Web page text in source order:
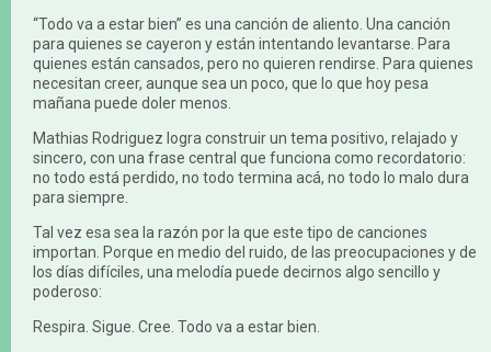
“Todo va a estar bien” es una canción de aliento. Una canción
para quienes se cayeron y están intentando levantarse. Para
quienes están cansados, pero no quieren rendirse. Para quienes
necesitan creer, aunque sea un poco, que lo que hoy pesa
mañana puede doler menos.
Mathias Rodriguez logra construir un tema positivo, relajado y
sincero, con una frase central que funciona como recordatorio:
no todo está perdido, no todo termina acá, no todo lo malo dura
para siempre.
Tal vez esa sea la razón por la que este tipo de canciones
importan. Porque en medio del ruido, de las preocupaciones y de
los días difíciles, una melodía puede decirnos algo sencillo y
poderoso:
Respira. Sigue. Cree. Todo va a estar bien.